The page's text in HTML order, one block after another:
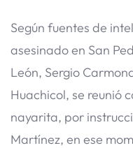
Según fuentes de
asesinado en San
León, Sergio
Huachicol, se reunió
nayarita, por
Martínez, en ese